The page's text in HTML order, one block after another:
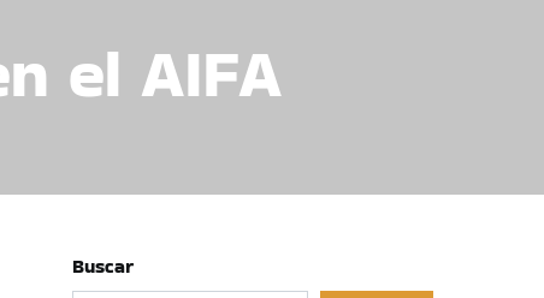
el AIFA
Buscar